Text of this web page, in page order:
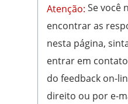
Atenção: Se você
encontrar as
nesta página,
entrar em
do feedback on-
direito ou por e-